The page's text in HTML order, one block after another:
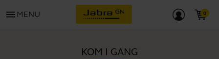
menu MENU
KOM I GANG